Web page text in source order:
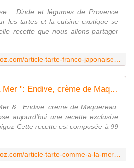
: Dinde et légumes de Provence
les tartes et la cuisine exotique se
recette que nous allons partager
Tarte " Comme à la Mer ": Endive, crème de Maquereau, tomate - Chez Mamigoz
& : Endive, crème de Maquereau,
aujourd'hui une recette exclusive
Cette recette est composée à 99